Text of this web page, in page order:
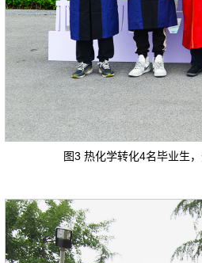
图3 热化学转化4名毕业生